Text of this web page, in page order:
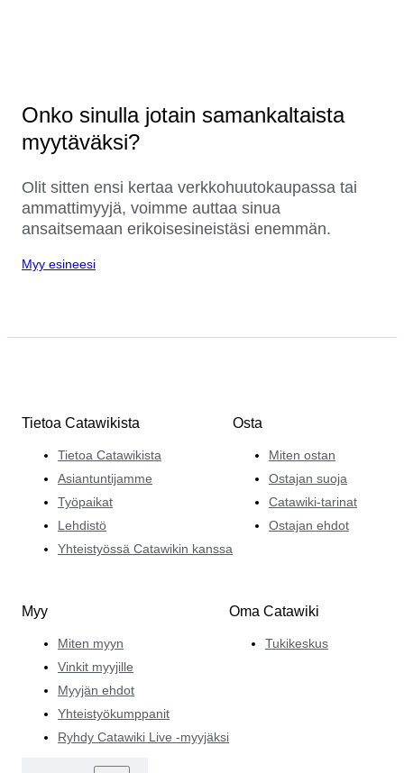
Onko sinulla jotain samankaltaista
myytäväksi?
Olit sitten ensi kertaa verkkohuutokaupassa tai
ammattimyyjä, voimme auttaa sinua
ansaitsemaan erikoisesineistäsi enemmän.
Myy esineesi
Tietoa Catawikista
Tietoa Catawikista
Asiantuntijamme
Työpaikat
Lehdistö
Yhteistyössä Catawikin kanssa
Osta
Miten ostan
Ostajan suoja
Catawiki-tarinat
Ostajan ehdot
Myy
Miten myyn
Vinkit myyjille
Myyjän ehdot
Yhteistyökumppanit
Ryhdy Catawiki Live -myyjäksi
Oma Catawiki
Tukikeskus